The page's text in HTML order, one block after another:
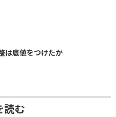
は底値をつけたか
読む